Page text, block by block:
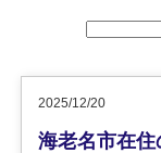
2025/12/20
海老名市在